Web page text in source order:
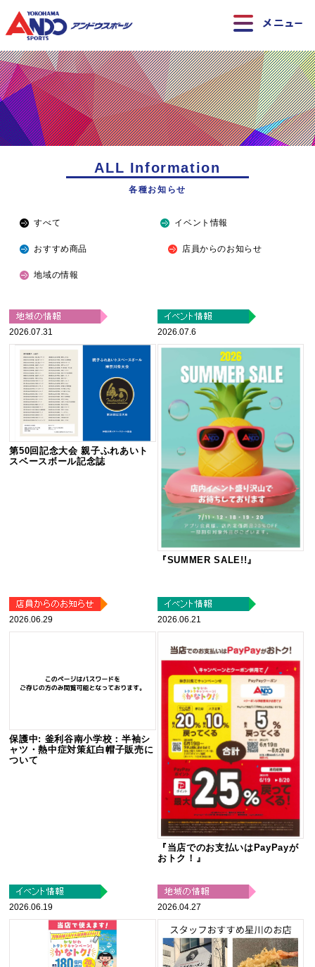
ALL Information
各種お知らせ
すべて イベント情報
おすすめ商品 店員からのお知らせ
地域の情報
2026.07.31
第50回記念大会 親子ふれあいト
スベースボール記念誌
2026.07.6
『SUMMER SALE!!』
2026.06.29
保護中: 釜利谷南小学校：半袖シ
ャツ・熱中症対策紅白帽子販売に
ついて
2026.06.21
『当店でのお支払いはPayPayが
おトク！』
2026.06.19 2026.04.27